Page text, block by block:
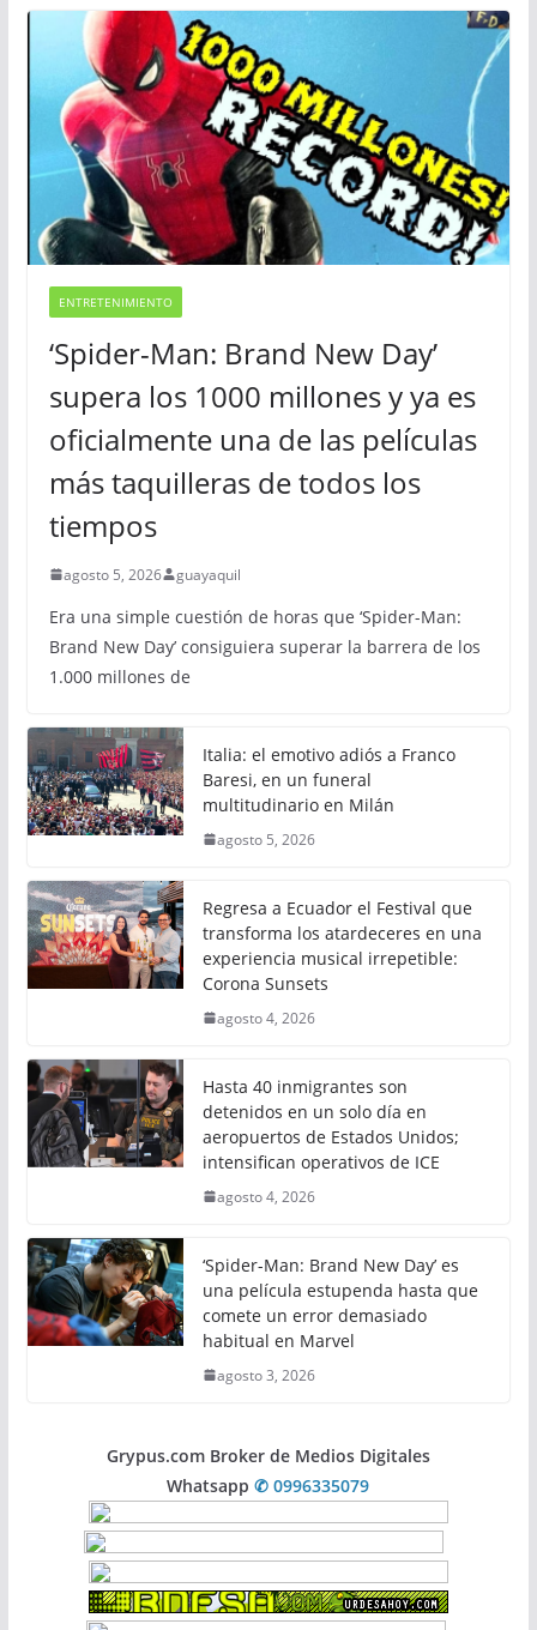
ENTRETENIMIENTO
‘Spider-Man: Brand New Day’
supera los 1000 millones y ya es
oficialmente una de las películas
más taquilleras de todos los
tiempos
agosto 5, 2026 guayaquil
Era una simple cuestión de horas que ‘Spider-Man:
Brand New Day’ consiguiera superar la barrera de los
1.000 millones de
Italia: el emotivo adiós a Franco
Baresi, en un funeral
multitudinario en Milán
agosto 5, 2026
Regresa a Ecuador el Festival que
transforma los atardeceres en una
experiencia musical irrepetible:
Corona Sunsets
agosto 4, 2026
Hasta 40 inmigrantes son
detenidos en un solo día en
aeropuertos de Estados Unidos;
intensifican operativos de ICE
agosto 4, 2026
‘Spider-Man: Brand New Day’ es
una película estupenda hasta que
comete un error demasiado
habitual en Marvel
agosto 3, 2026
Grypus.com Broker de Medios Digitales
Whatsapp✆ 0996335079